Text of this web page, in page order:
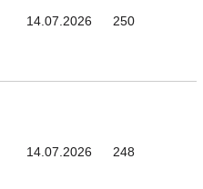
14.07.2026 250
14.07.2026 248